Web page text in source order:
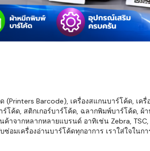
Barcode), เครื่องสแกนบาร์โค้ด, เค
โค้ด, สติกเกอร์บาร์โค้ด, ฉลากพิมพ์บาร์โค้ด,
กหลากหลายแบรนด์ อาทิเช่น Zebra, TSC,
เครื่องอ่านบาร์โค้ดทุกอาการ เราใส่ใจใน